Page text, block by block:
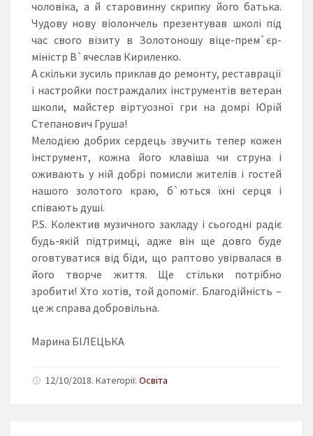
чоловіка, а й старовинну скрипку його батька.
Чудову нову віолончель презентував школі під
час свого візиту в Золотоношу віце-прем`єр-
міністр В`ячеслав Кириленко.
А скільки зусиль приклав до ремонту, реставрації
і настройки постраждалих інструментів ветеран
школи, майстер віртуозної гри на домрі Юрій
Степанович Груша!
Мелодією добрих сердець звучить тепер кожен
інструмент, кожна його клавіша чи струна і
оживають у ній добрі помисли жителів і гостей
нашого золотого краю, б`ються їхні серця і
співають душі.
P.S. Колектив музичного закладу і сьогодні радіє
будь-якій підтримці, адже він ще довго буде
оговтуватися від біди, що раптово увірвалася в
його творче життя. Ще стільки потрібно
зробити! Хто хотів, той допоміг. Благодійність –
це ж справа добровільна.
Марина БІЛЕЦЬКА
12/10/2018. Категорії: Освіта